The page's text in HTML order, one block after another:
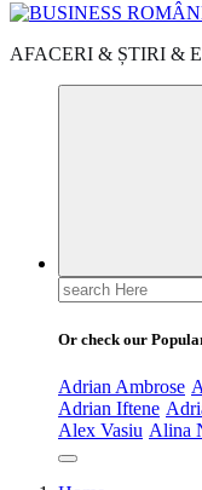
AFACERI & ȘTIRI &
Search
for:
Or check our
Adrian Ambrose
Adrian Iftene
Alex Vasiu Alina